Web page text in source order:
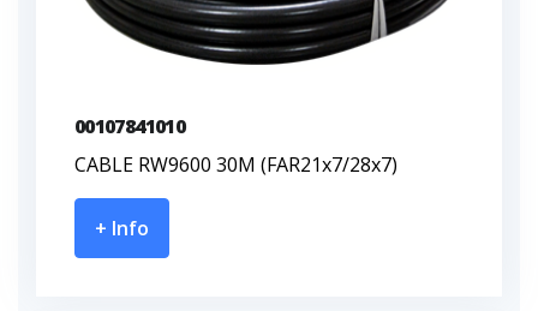
00107841010
CABLE RW9600 30M (FAR21x7/28x7)
+ Info